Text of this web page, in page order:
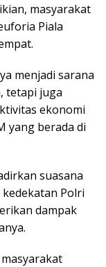
masyarakat
Piala
menjadi sarana
tetapi juga
ekonomi
yang berada di
suasana
Polri
dampak